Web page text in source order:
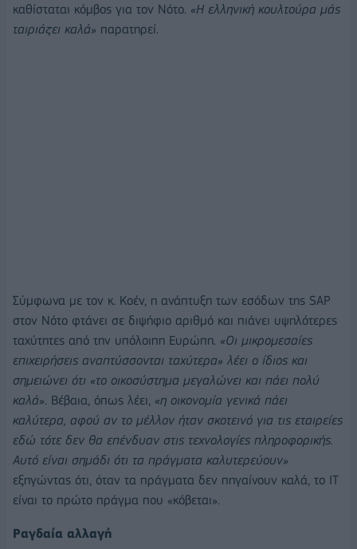
καθίσταται κόμβος για τον Νότο. «Η ελληνική κουλτούρα μάς
ταιριάζει καλά» παρατηρεί.
Σύμφωνα με τον κ. Κοέν, η ανάπτυξη των εσόδων της SAP
στον Νότο φτάνει σε διψήφιο αριθμό και πιάνει υψηλότερες
ταχύτητες από την υπόλοιπη Ευρώπη. «Οι μικρομεσαίες
επιχειρήσεις αναπτύσσονται ταχύτερα» λέει ο ίδιος και
σημειώνει ότι «το οικοσύστημα μεγαλώνει και πάει πολύ
καλά». Βέβαια, όπως λέει, «η οικονομία γενικά πάει
καλύτερα, αφού αν το μέλλον ήταν σκοτεινό για τις εταιρείες
εδώ τότε δεν θα επένδυαν στις τεχνολογίες πληροφορικής.
Αυτό είναι σημάδι ότι τα πράγματα καλυτερεύουν»
εξηγώντας ότι, όταν τα πράγματα δεν πηγαίνουν καλά, το ΙΤ
είναι το πρώτο πράγμα που «κόβεται».
Ραγδαία αλλαγή